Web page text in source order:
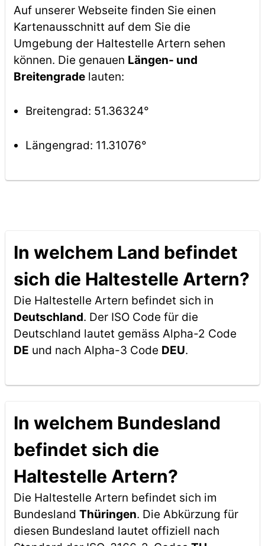
Auf unserer Webseite finden Sie einen
Kartenausschnitt auf dem Sie die
Umgebung der Haltestelle Artern sehen
können. Die genauen Längen- und
Breitengradelauten:
Breitengrad: 51.36324°
Längengrad: 11.31076°
In welchem Land befindet
sich die Haltestelle Artern?
Die Haltestelle Artern befindet sich in
Deutschland. Der ISO Code für die
Deutschland lautet gemäss Alpha-2 Code
DE und nach Alpha-3 Code DEU.
In welchem Bundesland
befindet sich die
Haltestelle Artern?
Die Haltestelle Artern befindet sich im
Bundesland Thüringen. Die Abkürzung für
diesen Bundesland lautet offiziell nach